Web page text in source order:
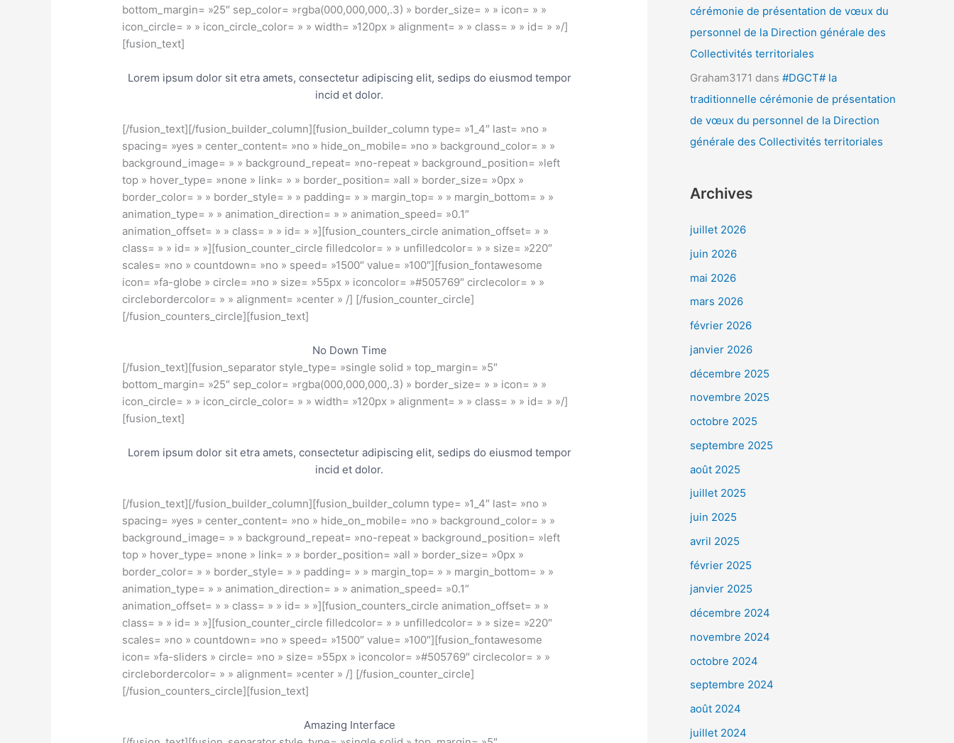
bottom_margin= »25″ sep_color= »rgba(000,000,000,.3) » border_size= » » icon= » »
icon_circle= » » icon_circle_color= » » width= »120px » alignment= » » class= » » id= » »/]
[fusion_text]
Lorem ipsum dolor sit etra amets, consectetur adipiscing elit, sedips do eiusmod tempor
incid et dolor.
[/fusion_text][/fusion_builder_column][fusion_builder_column type= »1_4″ last= »no »
spacing= »yes » center_content= »no » hide_on_mobile= »no » background_color= » »
background_image= » » background_repeat= »no-repeat » background_position= »left
top » hover_type= »none » link= » » border_position= »all » border_size= »0px »
border_color= » » border_style= » » padding= » » margin_top= » » margin_bottom= » »
animation_type= » » animation_direction= » » animation_speed= »0.1″
animation_offset= » » class= » » id= » »][fusion_counters_circle animation_offset= » »
class= » » id= » »][fusion_counter_circle filledcolor= » » unfilledcolor= » » size= »220″
scales= »no » countdown= »no » speed= »1500″ value= »100″][fusion_fontawesome
icon= »fa-globe » circle= »no » size= »55px » iconcolor= »#505769″ circlecolor= » »
circlebordercolor= » » alignment= »center » /] [/fusion_counter_circle]
[/fusion_counters_circle][fusion_text]
No Down Time
[/fusion_text][fusion_separator style_type= »single solid » top_margin= »5″
bottom_margin= »25″ sep_color= »rgba(000,000,000,.3) » border_size= » » icon= » »
icon_circle= » » icon_circle_color= » » width= »120px » alignment= » » class= » » id= » »/]
[fusion_text]
Lorem ipsum dolor sit etra amets, consectetur adipiscing elit, sedips do eiusmod tempor
incid et dolor.
[/fusion_text][/fusion_builder_column][fusion_builder_column type= »1_4″ last= »no »
spacing= »yes » center_content= »no » hide_on_mobile= »no » background_color= » »
background_image= » » background_repeat= »no-repeat » background_position= »left
top » hover_type= »none » link= » » border_position= »all » border_size= »0px »
border_color= » » border_style= » » padding= » » margin_top= » » margin_bottom= » »
animation_type= » » animation_direction= » » animation_speed= »0.1″
animation_offset= » » class= » » id= » »][fusion_counters_circle animation_offset= » »
class= » » id= » »][fusion_counter_circle filledcolor= » » unfilledcolor= » » size= »220″
scales= »no » countdown= »no » speed= »1500″ value= »100″][fusion_fontawesome
icon= »fa-sliders » circle= »no » size= »55px » iconcolor= »#505769″ circlecolor= » »
circlebordercolor= » » alignment= »center » /] [/fusion_counter_circle]
[/fusion_counters_circle][fusion_text]
Amazing Interface
cérémonie de présentation de vœux du
personnel de la Direction générale des
Collectivités territoriales
Graham3171 dans #DGCT# la
traditionnelle cérémonie de présentation
de vœux du personnel de la Direction
générale des Collectivités territoriales
Archives
juillet 2026
juin 2026
mai 2026
mars 2026
février 2026
janvier 2026
décembre 2025
novembre 2025
octobre 2025
septembre 2025
août 2025
juillet 2025
juin 2025
avril 2025
février 2025
janvier 2025
décembre 2024
novembre 2024
octobre 2024
septembre 2024
août 2024
juillet 2024